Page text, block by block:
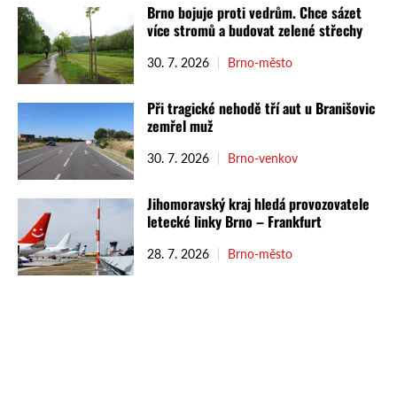
Brno bojuje proti vedrům. Chce sázet
více stromů a budovat zelené střechy
30. 7. 2026 Brno-město
Při tragické nehodě tří aut u Branišovic
zemřel muž
30. 7. 2026 Brno-venkov
Jihomoravský kraj hledá provozovatele
letecké linky Brno – Frankfurt
28. 7. 2026 Brno-město